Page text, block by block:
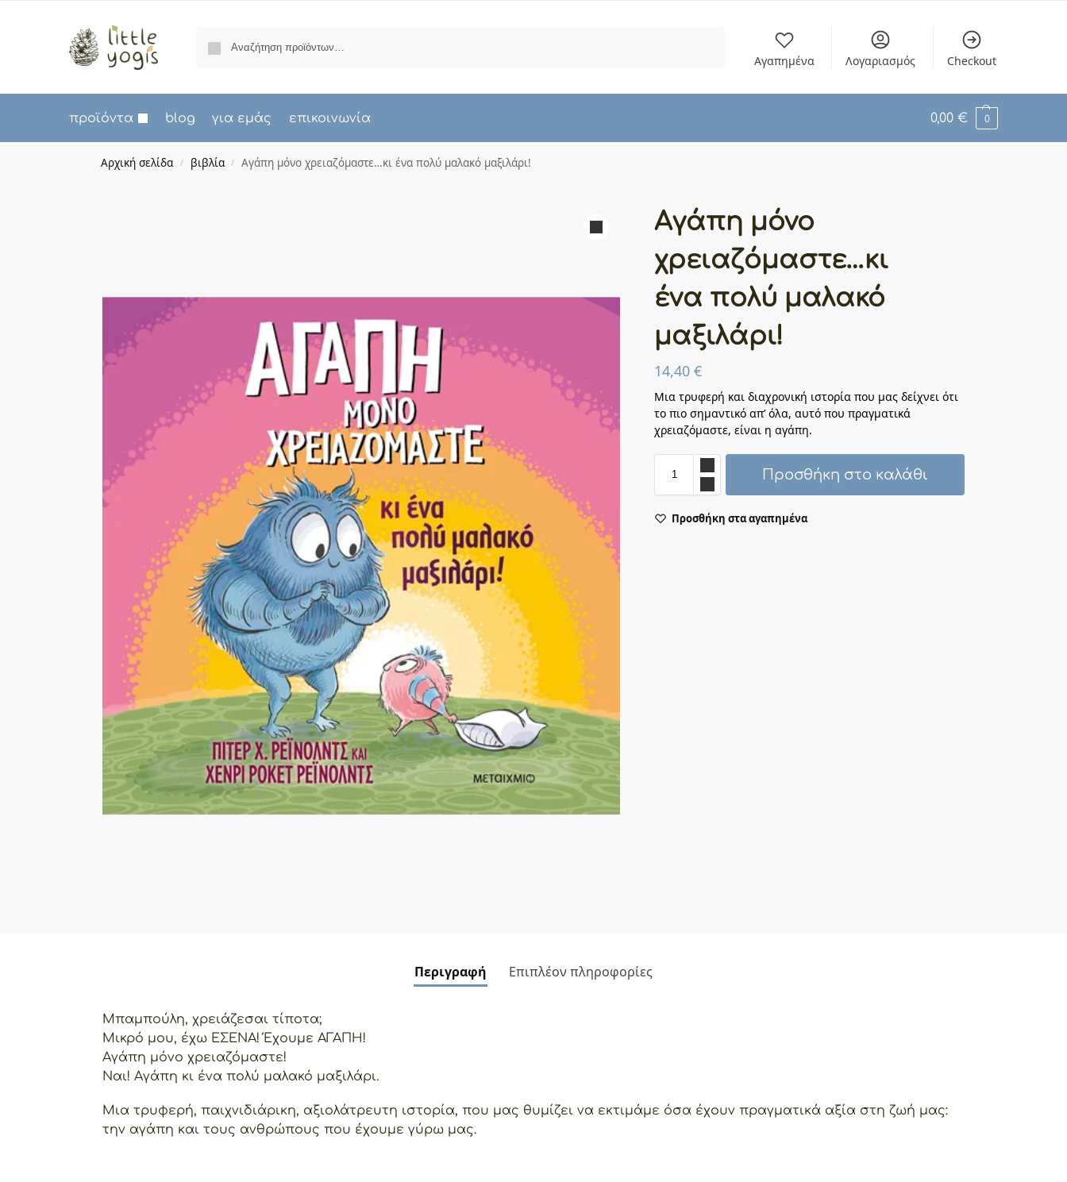
Αγαπημένα Λογαριασμός Checkout
προϊόντα blog για εμάς επικοινωνία 0,00 € 0
Αρχική σελίδα / βιβλία / Αγάπη μόνο χρειαζόμαστε…κι ένα πολύ μαλακό μαξιλάρι!
Αγάπη μόνο
χρειαζόμαστε…κι
ένα πολύ μαλακό
μαξιλάρι!
14,40€
Μια τρυφερή και διαχρονική ιστορία που μας δείχνει ότι
το πιο σημαντικό απ’ όλα, αυτό που πραγματικά
χρειαζόμαστε, είναι η αγάπη.
Προσθήκη στο καλάθι
Προσθήκη στα αγαπημένα
Περιγραφή Επιπλέον πληροφορίες
Μπαμπούλη, χρειάζεσαι τίποτα;
Μικρό μου, έχω ΕΣΕΝΑ! Έχουμε ΑΓΑΠΗ!
Αγάπη μόνο χρειαζόμαστε!
Ναι! Αγάπη κι ένα πολύ μαλακό μαξιλάρι.
Μια τρυφερή, παιχνιδιάρικη, αξιολάτρευτη ιστορία, που μας θυμίζει να εκτιμάμε όσα έχουν πραγματικά αξία στη ζωή μας:
την αγάπη και τους ανθρώπους που έχουμε γύρω μας.